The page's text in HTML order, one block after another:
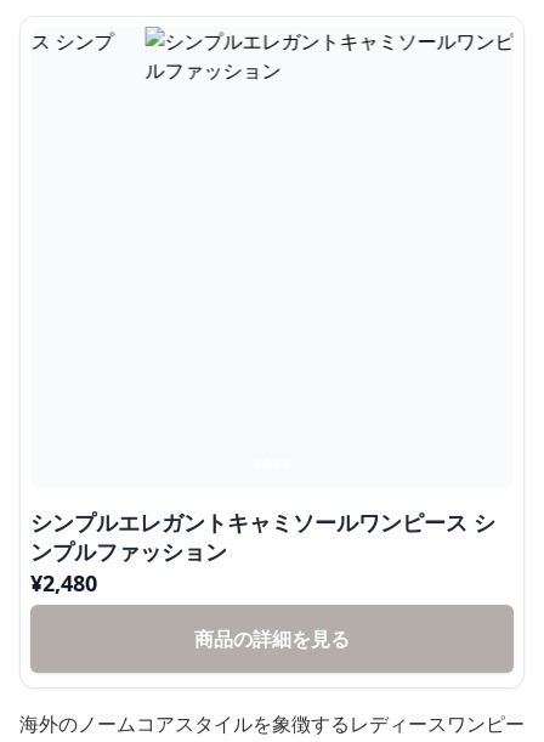
シンプルエレガントキャミソールワンピース シ
ンプルファッション
¥2,480
商品の詳細を見る
海外のノームコアスタイルを象徴するレディースワンピー